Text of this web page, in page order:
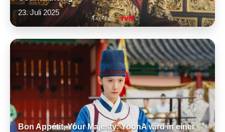
23. Juli 2025
Bon Appétit, Your Majesty: YoonA wird in einer